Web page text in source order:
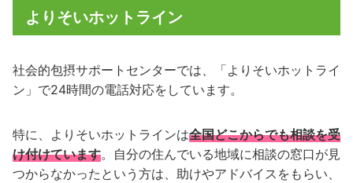
よりそいホットライン
社会的包摂サポートセンターでは、「よりそいホットライ
ン」で24時間の電話対応をしています。
特に、よりそいホットラインは全国どこからでも相談を受
け付けています。自分の住んでいる地域に相談の窓口が見
つからなかったという方は、助けやアドバイスをもらい、